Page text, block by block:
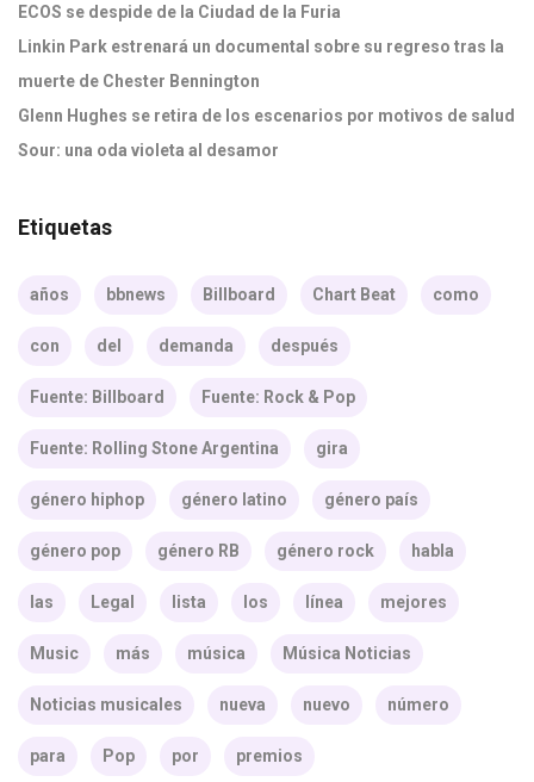
ECOS se despide de la Ciudad de la Furia
Linkin Park estrenará un documental sobre su regreso tras la
muerte de Chester Bennington
Glenn Hughes se retira de los escenarios por motivos de salud
Sour: una oda violeta al desamor
Etiquetas
años bbnews Billboard Chart Beat como
con del demanda después
Fuente: Billboard Fuente: Rock & Pop
Fuente: Rolling Stone Argentina gira
género hiphop género latino género país
género pop género RB género rock habla
las Legal lista los línea mejores
Music más música Música Noticias
Noticias musicales nueva nuevo número
para Pop por premios